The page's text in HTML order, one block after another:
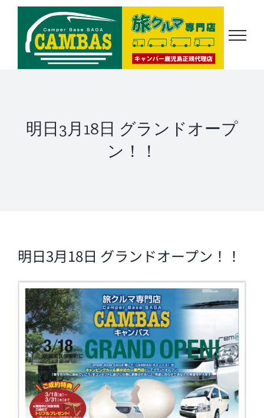
Skip
content
明日3月18日 グランドオープ
ン！！
明日3月18日 グランドオープン！！